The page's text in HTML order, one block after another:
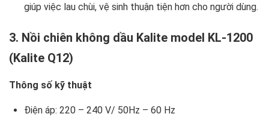
giúp việc lau chùi, vệ sinh thuận tiện hơn cho người dùng.
3. Nồi chiên không dầu Kalite model KL-1200
(Kalite Q12)
Thông số kỹ thuật
Điện áp: 220 – 240 V/ 50Hz – 60 Hz